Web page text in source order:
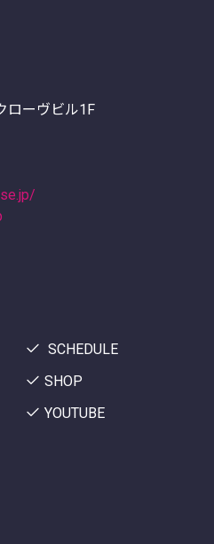
ローヴビル1F
SCHEDULE
SHOP
YOUTUBE